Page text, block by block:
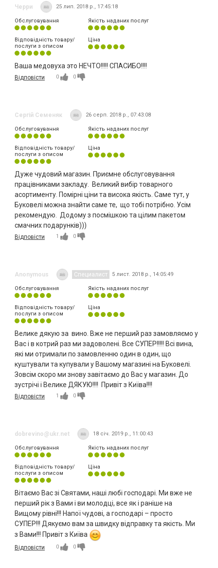
Черри 25 лип. 2018 р., 17:45:18
Обслуговування Якість наданих послуг
Відповідність товару/
послуги з описом
Ціна
Ваша медовуха это НЕЧТО!!!!! СПАСИБО!!!!
Відповісти 0 0
Сергій Семеняк 26 серп. 2018 р., 07:43:08
Обслуговування Якість наданих послуг
Відповідність товару/
послуги з описом
Ціна
Дуже чудовий магазин. Приємне обслуговування
працівниками закладу. Великий вибір товарного
асортименту. Помірні ціни та висока якість. Саме тут, у
Буковелі можна знайти саме те, що тобі потрібно. Усім
рекомендую. Додому з посмішкою та цілим пакетом
смачних подарунків)))
Відповісти 1 0
Anonymous Специалист 5 лист. 2018 р., 14:05:49
Обслуговування Якість наданих послуг
Відповідність товару/
послуги з описом
Ціна
Велике дякую за вино. Вже не перший раз замовляємо у
Вас і в котрий раз ми задоволені. Все СУПЕР!!!!! Всі вина,
які ми отримали по замовленню один в один, що
куштували та купували у Вашому магазині на Буковелі.
Зовсім скоро ми знову завітаємо до Вас у магазин. До
зустрічі і Велике ДЯКУЮ!!!! Привіт з Київа!!!!
Відповісти 1 0
dobrevino@ukr.net 18 січ. 2019 р., 11:00:43
Обслуговування Якість наданих послуг
Відповідність товару/
послуги з описом
Ціна
Вітаємо Вас зі Святами, наші любі господарі. Ми вже не
перший рік з Вами і ви молодці, все як і раніше на
Вищому рівні!!! Напої чудові, а господарі – просто
СУПЕР!!! Дякуємо вам за швидку відправку та якість. Ми
з Вами!!! Привіт з Київа
Відповісти 0 0